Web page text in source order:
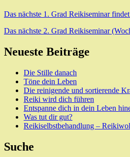
Das nächste 1. Grad Reikiseminar
Das nächste 2. Grad Reikiseminar
Neueste Beiträge
Die Stille danach
Töne dein Leben
Die reinigende und sortierende
Reiki wird dich führen
Entspanne dich in dein Leben
Was tut dir gut?
Reikiselbstbehandlung –
Suche